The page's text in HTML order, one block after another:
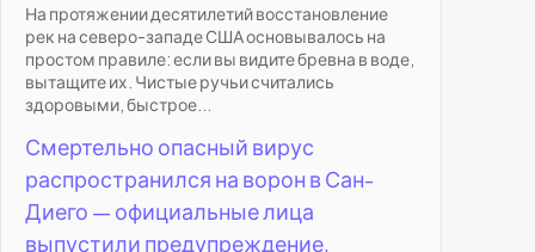
На протяжении десятилетий восстановление
рек на северо-западе США основывалось на
простом правиле: если вы видите бревна в воде,
вытащите их. Чистые ручьи считались
здоровыми, быстрое...
Смертельно опасный вирус
распространился на ворон в Сан-
Диего — официальные лица
выпустили предупреждение.